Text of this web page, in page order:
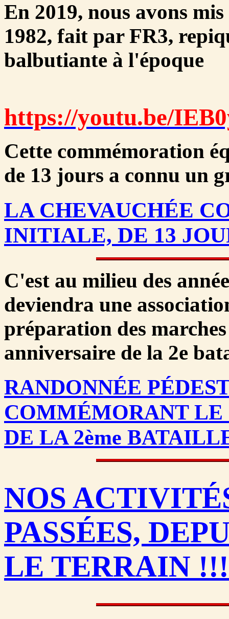
En 2019, nous avons
1982, fait par FR3,
balbutiante à l'époque
https://youtu.be/
Cette commémoration
de 13 jours a connu un
LA CHEVAUCHÉE
INITIALE, DE 13
C'est au milieu des
deviendra une
préparation des
anniversaire de la 2e
RANDONNÉE
COMMÉMORANT LE
DE LA 2ème
NOS
PASSÉES,
LE TERRAIN !!!